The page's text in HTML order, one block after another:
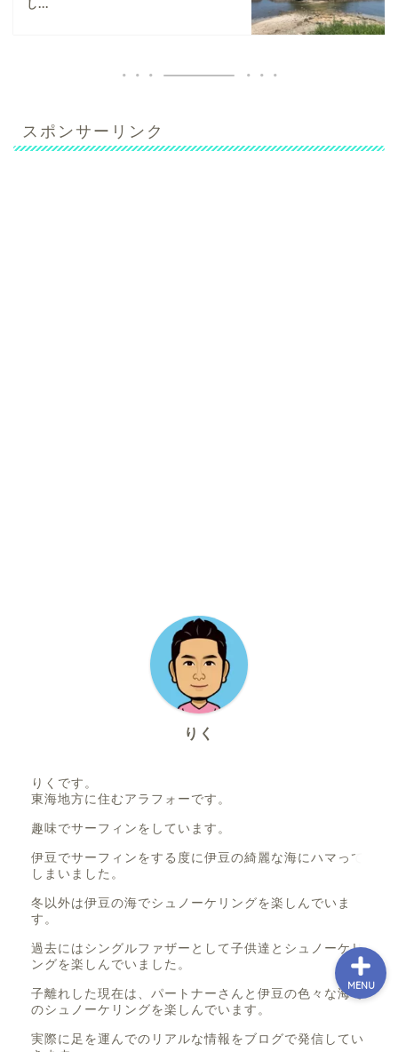
し...
スポンサーリンク
りく
りくです。
東海地方に住むアラフォーです。
趣味でサーフィンをしています。
伊豆でサーフィンをする度に伊豆の綺麗な海にハマって
しまいました。
冬以外は伊豆の海でシュノーケリングを楽しんでいま
す。
過去にはシングルファザーとして子供達とシュノーケリ
ングを楽しんでいました。
子離れした現在は、パートナーさんと伊豆の色々な海で
のシュノーケリングを楽しんでいます。
実際に足を運んでのリアルな情報をブログで発信してい
MENU
伊豆シュノーケリングポ
伊豆シュノーケリングポ
サイトマップ